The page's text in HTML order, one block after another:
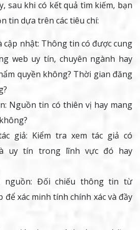
sau khi có kết quả tìm kiếm, bạn
tin dựa trên các tiêu chí:
cập nhật: Thông tin có được cung
web uy tín, chuyên ngành hay
quyền không? Thời gian đăng
Nguồn tin có thiên vị hay mang
giả: Kiểm tra xem tác giả có
uy tín trong lĩnh vực đó hay
nguồn: Đối chiếu thông tin từ
để xác minh tính chính xác và đầy